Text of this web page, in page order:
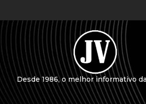
Desde 1986, o melhor informativo